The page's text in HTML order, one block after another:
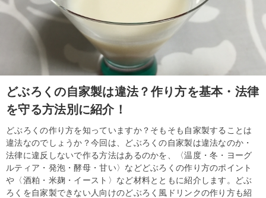
どぶろくの自家製は違法？作り方を基本・法律
を守る方法別に紹介！
どぶろくの作り方を知っていますか？そもそも自家製することは
違法なのでしょうか？今回は、どぶろくの自家製は違法なのか・
法律に違反しないで作る方法はあるのかを、〈温度・冬・ヨーグ
ルティア・発泡・酵母・甘い〉などどぶろくの作り方のポイント
や〈酒粕・米麹・イースト〉など材料とともに紹介します。どぶ
ろくを自家製できない人向けのどぶろく風ドリンクの作り方も紹